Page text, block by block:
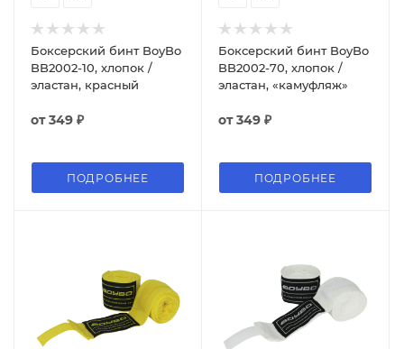
Боксерский бинт BoyBo
BB2002-10, хлопок /
эластан, красный
от349 ₽
ПОДРОБНЕЕ
Боксерский бинт BoyBo
BB2002-70, хлопок /
эластан, «камуфляж»
от349 ₽
ПОДРОБНЕЕ